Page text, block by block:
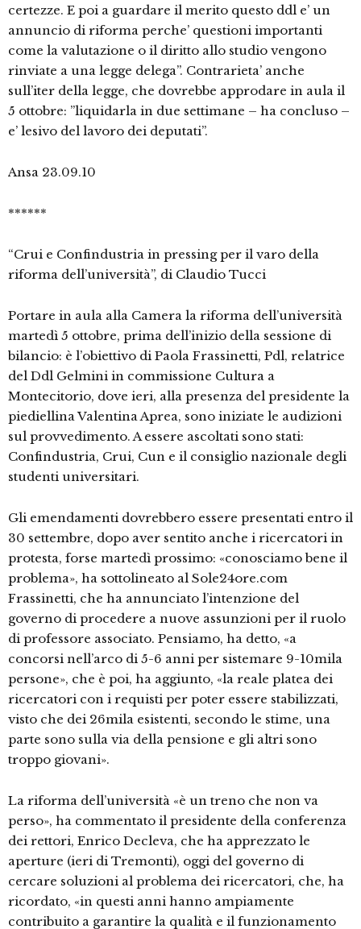
certezze. E poi a guardare il merito questo ddl e’ un
annuncio di riforma perche’ questioni importanti
come la valutazione o il diritto allo studio vengono
rinviate a una legge delega”. Contrarieta’ anche
sull’iter della legge, che dovrebbe approdare in aula il
5 ottobre: ”liquidarla in due settimane – ha concluso –
e’ lesivo del lavoro dei deputati”.
Ansa 23.09.10
******
“Crui e Confindustria in pressing per il varo della
riforma dell’università”, di Claudio Tucci
Portare in aula alla Camera la riforma dell’università
martedì 5 ottobre, prima dell’inizio della sessione di
bilancio: è l’obiettivo di Paola Frassinetti, Pdl, relatrice
del Ddl Gelmini in commissione Cultura a
Montecitorio, dove ieri, alla presenza del presidente la
piediellina Valentina Aprea, sono iniziate le audizioni
sul provvedimento. A essere ascoltati sono stati:
Confindustria, Crui, Cun e il consiglio nazionale degli
studenti universitari.
Gli emendamenti dovrebbero essere presentati entro il
30 settembre, dopo aver sentito anche i ricercatori in
protesta, forse martedì prossimo: «conosciamo bene il
problema», ha sottolineato al Sole24ore.com
Frassinetti, che ha annunciato l’intenzione del
governo di procedere a nuove assunzioni per il ruolo
di professore associato. Pensiamo, ha detto, «a
concorsi nell’arco di 5-6 anni per sistemare 9-10mila
persone», che è poi, ha aggiunto, «la reale platea dei
ricercatori con i requisti per poter essere stabilizzati,
visto che dei 26mila esistenti, secondo le stime, una
parte sono sulla via della pensione e gli altri sono
troppo giovani».
La riforma dell’università «è un treno che non va
perso», ha commentato il presidente della conferenza
dei rettori, Enrico Decleva, che ha apprezzato le
aperture (ieri di Tremonti), oggi del governo di
cercare soluzioni al problema dei ricercatori, che, ha
ricordato, «in questi anni hanno ampiamente
contribuito a garantire la qualità e il funzionamento